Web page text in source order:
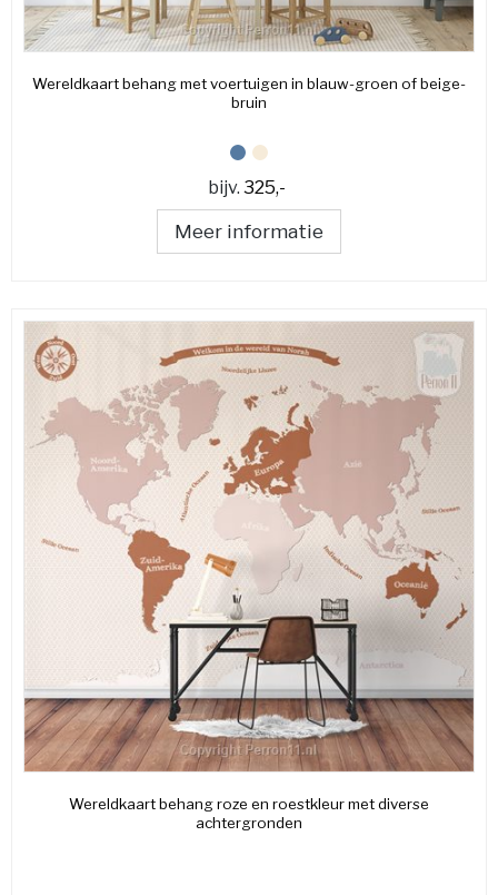
Wereldkaart behang met voertuigen in blauw-groen of beige-
bruin
bijv. 325,-
Meer informatie
Wereldkaart behang roze en roestkleur met diverse
achtergronden